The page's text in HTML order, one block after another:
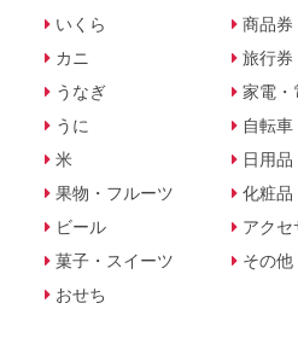
いくら
カニ
うなぎ
うに
米
果物・フルーツ
ビール
菓子・スイーツ
おせち
商品券
旅行券
家電・
自転車
日用品
化粧品
アクセ
その他